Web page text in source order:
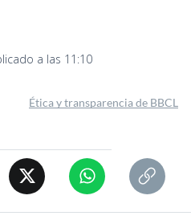
a las 11:10
Ética y transparencia de BBCL